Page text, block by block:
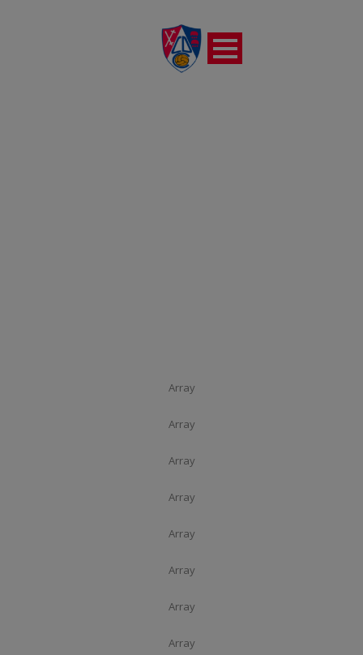
Array
Array
Array
Array
Array
Array
Array
Array